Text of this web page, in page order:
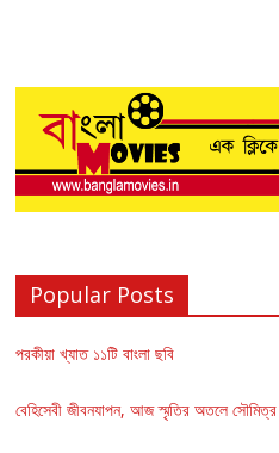
Popular Posts
পরকীয়া খ্যাত ১১টি বাংলা ছবি
বেহিসেবী জীবনযাপন, আজ স্মৃতির অতলে সৌমিত্র